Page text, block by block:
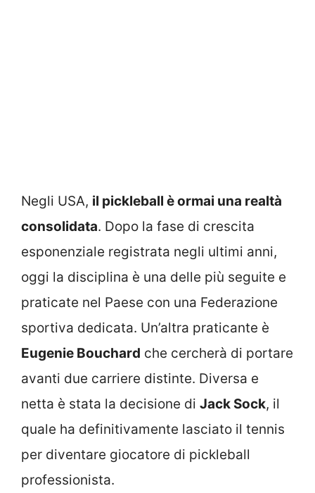
Negli USA, il pickleball è ormai una realtà
consolidata. Dopo la fase di crescita
esponenziale registrata negli ultimi anni,
oggi la disciplina è una delle più seguite e
praticate nel Paese con una Federazione
sportiva dedicata. Un’altra praticante è
Eugenie Bouchard che cercherà di portare
avanti due carriere distinte. Diversa e
netta è stata la decisione di Jack Sock, il
quale ha definitivamente lasciato il tennis
per diventare giocatore di pickleball
professionista.